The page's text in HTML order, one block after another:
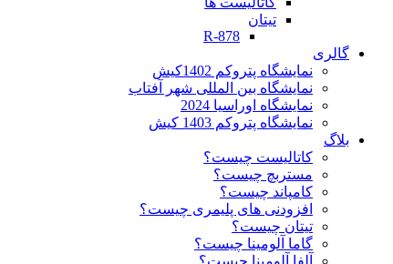
تیتان
R-878
گالری
نمایشگاه پتروکم 1402کیش
نمایشگاه بین المللی شهر آفتاب
نمایشگاه اوراسیا 2024
نمایشگاه پتروکم 1403 کیش
بلاگ
کاتالیست چیست؟
مستربچ چیست؟
کامپاند چیست؟
افزودنی های پلیمری چیست؟
تیتان چیست؟
گاما آلومینا چیست؟
آلفا آلومینا چیست؟